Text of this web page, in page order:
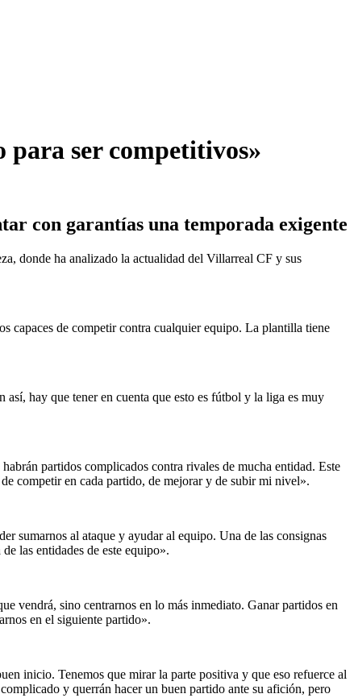
ser competitivos»
con garantías una temporada exigente
donde ha analizado la actualidad del Villarreal CF y sus
capaces de competir contra cualquier equipo. La plantilla tiene
hay que tener en cuenta que esto es fútbol y la liga es muy
partidos complicados contra rivales de mucha entidad. Este
competir en cada partido, de mejorar y de subir mi nivel».
sumarnos al ataque y ayudar al equipo. Una de las consignas
las entidades de este equipo».
vendrá, sino centrarnos en lo más inmediato. Ganar partidos en
en el siguiente partido».
inicio. Tenemos que mirar la parte positiva y que eso refuerce al
y querrán hacer un buen partido ante su afición, pero